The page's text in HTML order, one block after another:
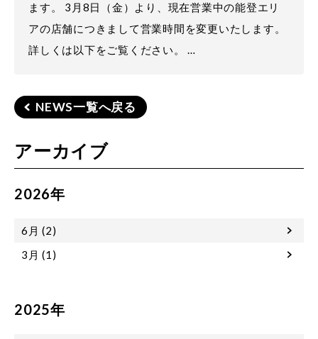
ます。 3月8日（金）より、現在営業中の能登エリ
アの店舗につきまして営業時間を変更いたします。
詳しくは以下をご覧ください。 …
NEWS一覧へ戻る
アーカイブ
2026年
6月 (2)
3月 (1)
2025年